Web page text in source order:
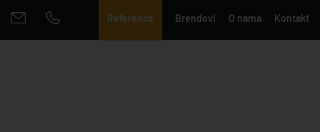
Reference Brendovi O nama Kontakt